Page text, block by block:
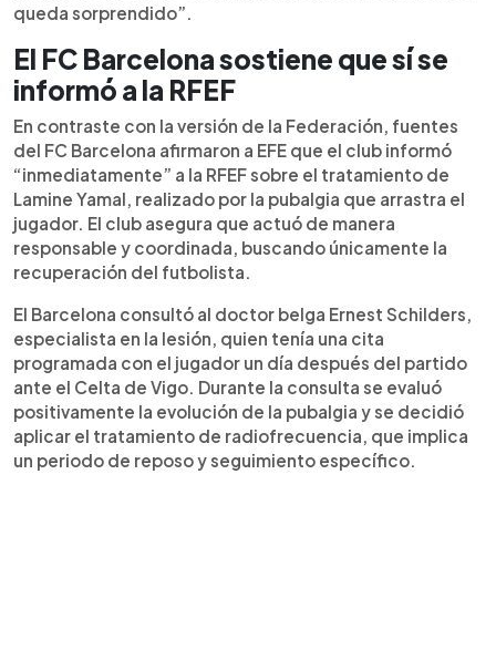
queda sorprendido”.
El FC Barcelona sostiene que sí se
informó a la RFEF
En contraste con la versión de la Federación, fuentes
del FC Barcelona afirmaron a EFE que el club informó
“inmediatamente” a la RFEF sobre el tratamiento de
Lamine Yamal, realizado por la pubalgia que arrastra el
jugador. El club asegura que actuó de manera
responsable y coordinada, buscando únicamente la
recuperación del futbolista.
El Barcelona consultó al doctor belga Ernest Schilders,
especialista en la lesión, quien tenía una cita
programada con el jugador un día después del partido
ante el Celta de Vigo. Durante la consulta se evaluó
positivamente la evolución de la pubalgia y se decidió
aplicar el tratamiento de radiofrecuencia, que implica
un periodo de reposo y seguimiento específico.